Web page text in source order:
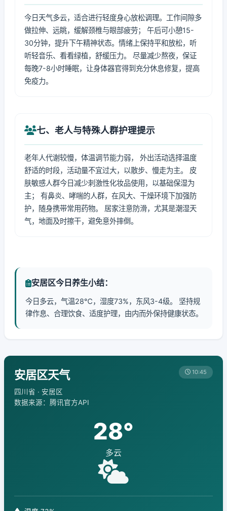
今日天气多云，适合进行轻度身心放松调理。工作间隙多
做拉伸、远眺，缓解颈椎与眼部疲劳； 午后可小憩15-
30分钟，提升下午精神状态。情绪上保持平和放松，听
听轻音乐、看看绿植，舒缓压力。 尽量减少熬夜，保证
每晚7-8小时睡眠，让身体器官得到充分休息修复，提高
免疫力。
七、老人与特殊人群护理提示
老年人代谢较慢，体温调节能力弱， 外出活动选择温度
舒适的时段，活动量不宜过大，以散步、慢走为主。 皮
肤敏感人群今日减少刺激性化妆品使用，以基础保湿为
主； 有鼻炎、哮喘的人群，在风大、干燥环境下加强防
护，随身携带常用药物。 居家注意防滑，尤其是潮湿天
气，地面及时擦干，避免意外摔倒。
安居区今日养生小结：
今日多云，气温28℃，湿度73%，东风3-4级。 坚持规
律作息、合理饮食、适度护理，由内而外保持健康状态。
安居区天气
四川省 · 安居区
数据来源：腾讯官方API
10:45
28°
多云